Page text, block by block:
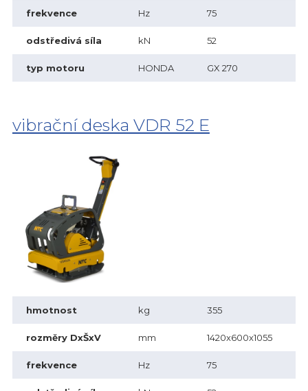
frekvence Hz 75
odstředivá síla kN 52
typ motoru HONDA GX 270
vibrační deska VDR 52 E
hmotnost kg 355
rozměry DxŠxV mm 1420x600x1055
frekvence Hz 75